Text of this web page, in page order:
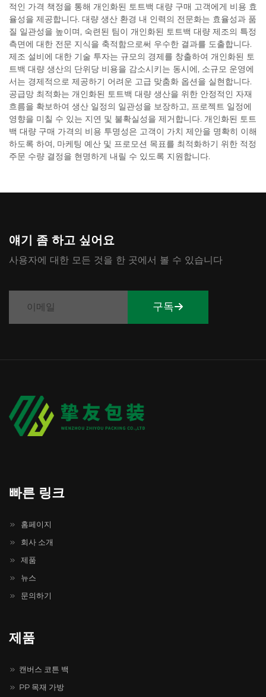
적인 가격 책정을 통해 개인화된 토트백 대량 구매 고객에게 비용 효
율성을 제공합니다. 대량 생산 환경 내 인력의 전문화는 효율성과 품
질 일관성을 높이며, 숙련된 팀이 개인화된 토트백 대량 제조의 특정
측면에 대한 전문 지식을 축적함으로써 우수한 결과를 도출합니다.
제조 설비에 대한 기술 투자는 규모의 경제를 창출하여 개인화된 토
트백 대량 생산의 단위당 비용을 감소시키는 동시에, 소규모 운영에
서는 경제적으로 제공하기 어려운 고급 맞춤화 옵션을 실현합니다.
공급망 최적화는 개인화된 토트백 대량 생산을 위한 안정적인 자재
흐름을 확보하여 생산 일정의 일관성을 보장하고, 프로젝트 일정에
영향을 미칠 수 있는 지연 및 불확실성을 제거합니다. 개인화된 토트
백 대량 구매 가격의 비용 투명성은 고객이 가치 제안을 명확히 이해
하도록 하여, 마케팅 예산 및 프로모션 목표를 최적화하기 위한 적정
주문 수량 결정을 현명하게 내릴 수 있도록 지원합니다.
얘기 좀 하고 싶어요
사용자에 대한 모든 것을 한 곳에서 볼 수 있습니다
구독
빠른 링크
홈페이지
회사 소개
제품
뉴스
문의하기
제품
캔버스 코튼 백
PP 목재 가방